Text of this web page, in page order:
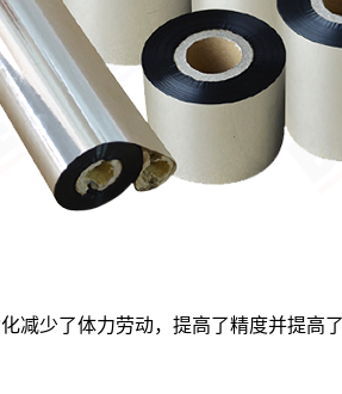
减少了体力劳动，提高了精度并提高了